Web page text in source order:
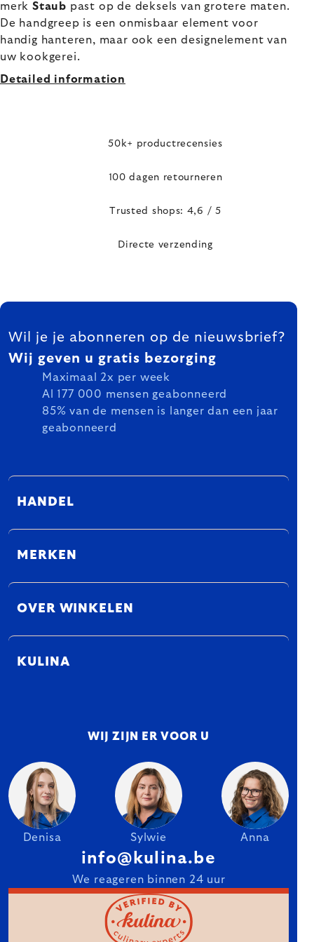
merk Staub past op de deksels van grotere maten.
De handgreep is een onmisbaar element voor
handig hanteren, maar ook een designelement van
uw kookgerei.
Detailed information
50k+ productrecensies
100 dagen retourneren
Trusted shops: 4,6 / 5
Directe verzending
FOOTER
Wil je je abonneren op de nieuwsbrief?
Wij geven u gratis bezorging
Maximaal 2x per week
Al 177 000 mensen geabonneerd
85% van de mensen is langer dan een jaar
geabonneerd
HANDEL
MERKEN
OVER WINKELEN
KULINA
WIJ ZIJN ER VOOR U
Denisa Sylwie Anna
info@kulina.be
We reageren binnen 24 uur